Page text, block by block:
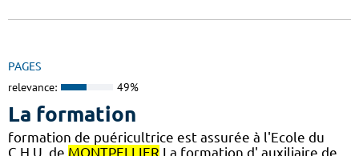
PAGES
relevance: 49%
La formation
formation de puéricultrice est assurée à l'Ecole du
C.H.U. de MONTPELLIER La formation d' auxiliaire de